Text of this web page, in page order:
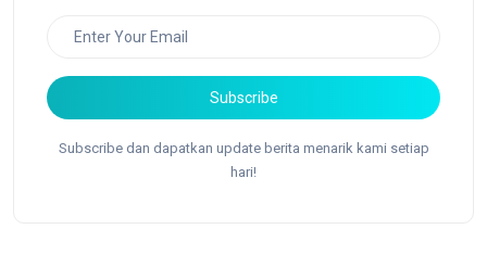
Subscribe
Subscribe dan dapatkan update berita menarik kami setiap
hari!